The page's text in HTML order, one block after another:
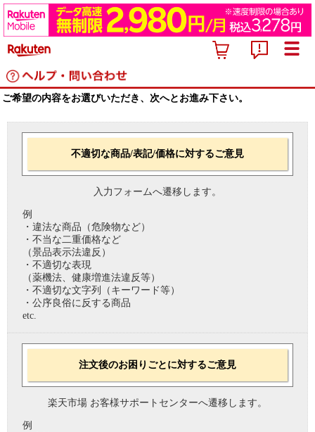
ご希望の内容をお選びいただき、次へとお進み下さい。
不適切な商品/表記/価格に対するご意見
入力フォームへ遷移します。
例
・違法な商品（危険物など）
・不当な二重価格など
（景品表示法違反）
・不適切な表現
（薬機法、健康増進法違反等）
・不適切な文字列（キーワード等）
・公序良俗に反する商品
etc.
注文後のお困りごとに対するご意見
楽天市場 お客様サポートセンターへ遷移します。
例